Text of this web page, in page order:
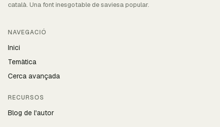
català. Una font inesgotable de saviesa popular.
NAVEGACIÓ
Inici
Temàtica
Cerca avançada
RECURSOS
Blog de l'autor